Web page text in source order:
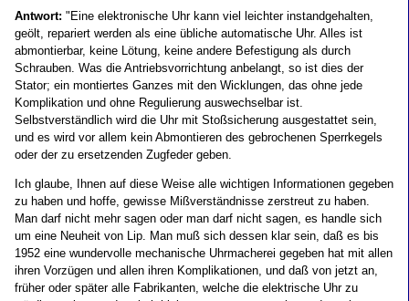
Antwort: "Eine elektronische Uhr kann viel leichter instandgehalten,
geölt, repariert werden als eine übliche automatische Uhr. Alles ist
abmontierbar, keine Lötung, keine andere Befestigung als durch
Schrauben. Was die Antriebsvorrichtung anbelangt, so ist dies der
Stator; ein montiertes Ganzes mit den Wicklungen, das ohne jede
Komplikation und ohne Regulierung auswechselbar ist.
Selbstverständlich wird die Uhr mit Stoßsicherung ausgestattet sein,
und es wird vor allem kein Abmontieren des gebrochenen Sperrkegels
oder der zu ersetzenden Zugfeder geben.
Ich glaube, Ihnen auf diese Weise alle wichtigen Informationen gegeben
zu haben und hoffe, gewisse Mißverständnisse zerstreut zu haben.
Man darf nicht mehr sagen oder man darf nicht sagen, es handle sich
um eine Neuheit von Lip. Man muß sich dessen klar sein, daß es bis
1952 eine wundervolle mechanische Uhrmacherei gegeben hat mit allen
ihren Vorzügen und allen ihren Komplikationen, und daß von jetzt an,
früher oder später alle Fabrikanten, welche die elektrische Uhr zu